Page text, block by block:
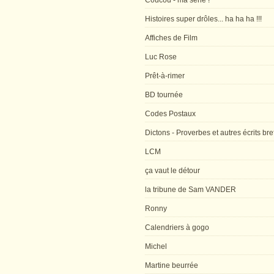
Histoires super drôles... ha ha ha !!!
Affiches de Film
Luc Rose
Prêt-à-rimer
BD tournée
Codes Postaux
Dictons - Proverbes et autres écrits
LCM
ça vaut le détour
la tribune de Sam VANDER
Ronny
Calendriers à gogo
Michel
Martine beurrée